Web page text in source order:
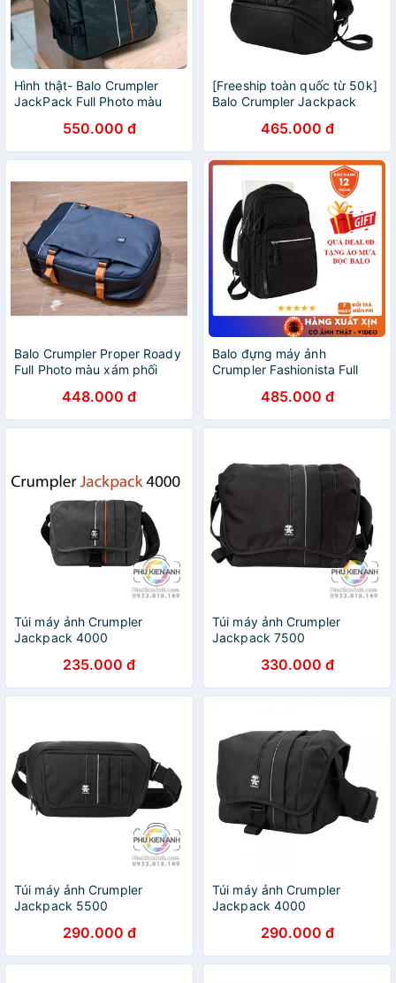
Hình thật- Balo Crumpler
JackPack Full Photo màu
550.000 đ
[Freeship toàn quốc từ 50k]
Balo Crumpler Jackpack
465.000 đ
Balo Crumpler Proper Roady
Full Photo màu xám phối
448.000 đ
Balo đựng máy ảnh
Crumpler Fashionista Full
đựng laptop chống sốc
chống nước tốt
485.000 đ
Túi máy ảnh Crumpler
Jackpack 4000
235.000 đ
Túi máy ảnh Crumpler
Jackpack 7500
330.000 đ
Túi máy ảnh Crumpler
Jackpack 5500
290.000 đ
Túi máy ảnh Crumpler
Jackpack 4000
290.000 đ